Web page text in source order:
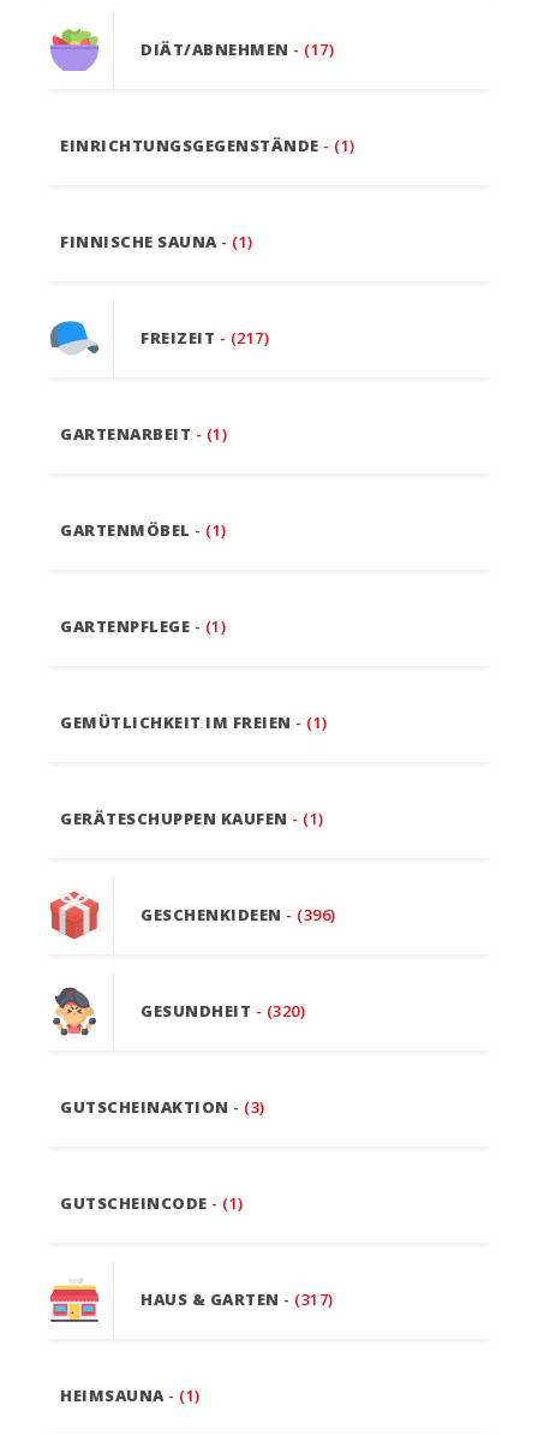
DIÄT/ABNEHMEN - (17)
EINRICHTUNGSGEGENSTÄNDE - (1)
FINNISCHE SAUNA - (1)
FREIZEIT - (217)
GARTENARBEIT - (1)
GARTENMÖBEL - (1)
GARTENPFLEGE - (1)
GEMÜTLICHKEIT IM FREIEN - (1)
GERÄTESCHUPPEN KAUFEN - (1)
GESCHENKIDEEN - (396)
GESUNDHEIT - (320)
GUTSCHEINAKTION - (3)
GUTSCHEINCODE - (1)
HAUS & GARTEN - (317)
HEIMSAUNA - (1)